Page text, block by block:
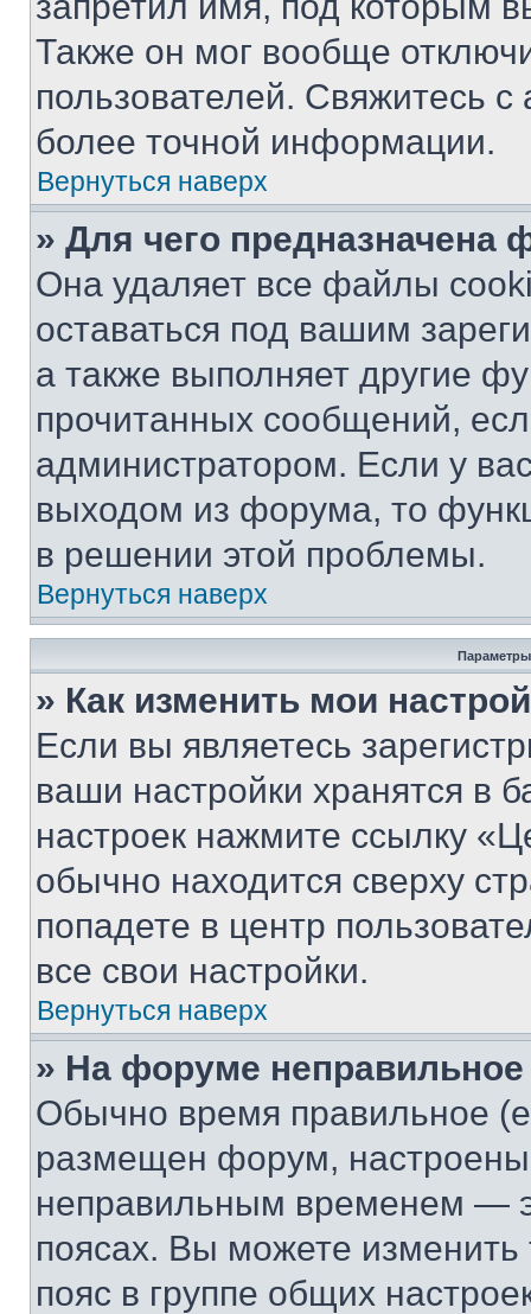
Также он мог вообще
пользователей. Свяжитесь
более точной информации.
Вернуться наверх
» Для чего предназначена
Она удаляет все файлы
оставаться под вашим
а также выполняет другие
прочитанных сообщений,
администратором. Если у
выходом из форума, то
в решении этой проблемы.
Вернуться наверх
Параметры
» Как изменить мои
Если вы являетесь
ваши настройки хранятся в
настроек нажмите ссылку
обычно находится сверху
попадете в центр
все свои настройки.
Вернуться наверх
» На форуме
Обычно время правильное
размещен форум, настроены
неправильным временем —
поясах. Вы можете изменить
пояс в группе общих